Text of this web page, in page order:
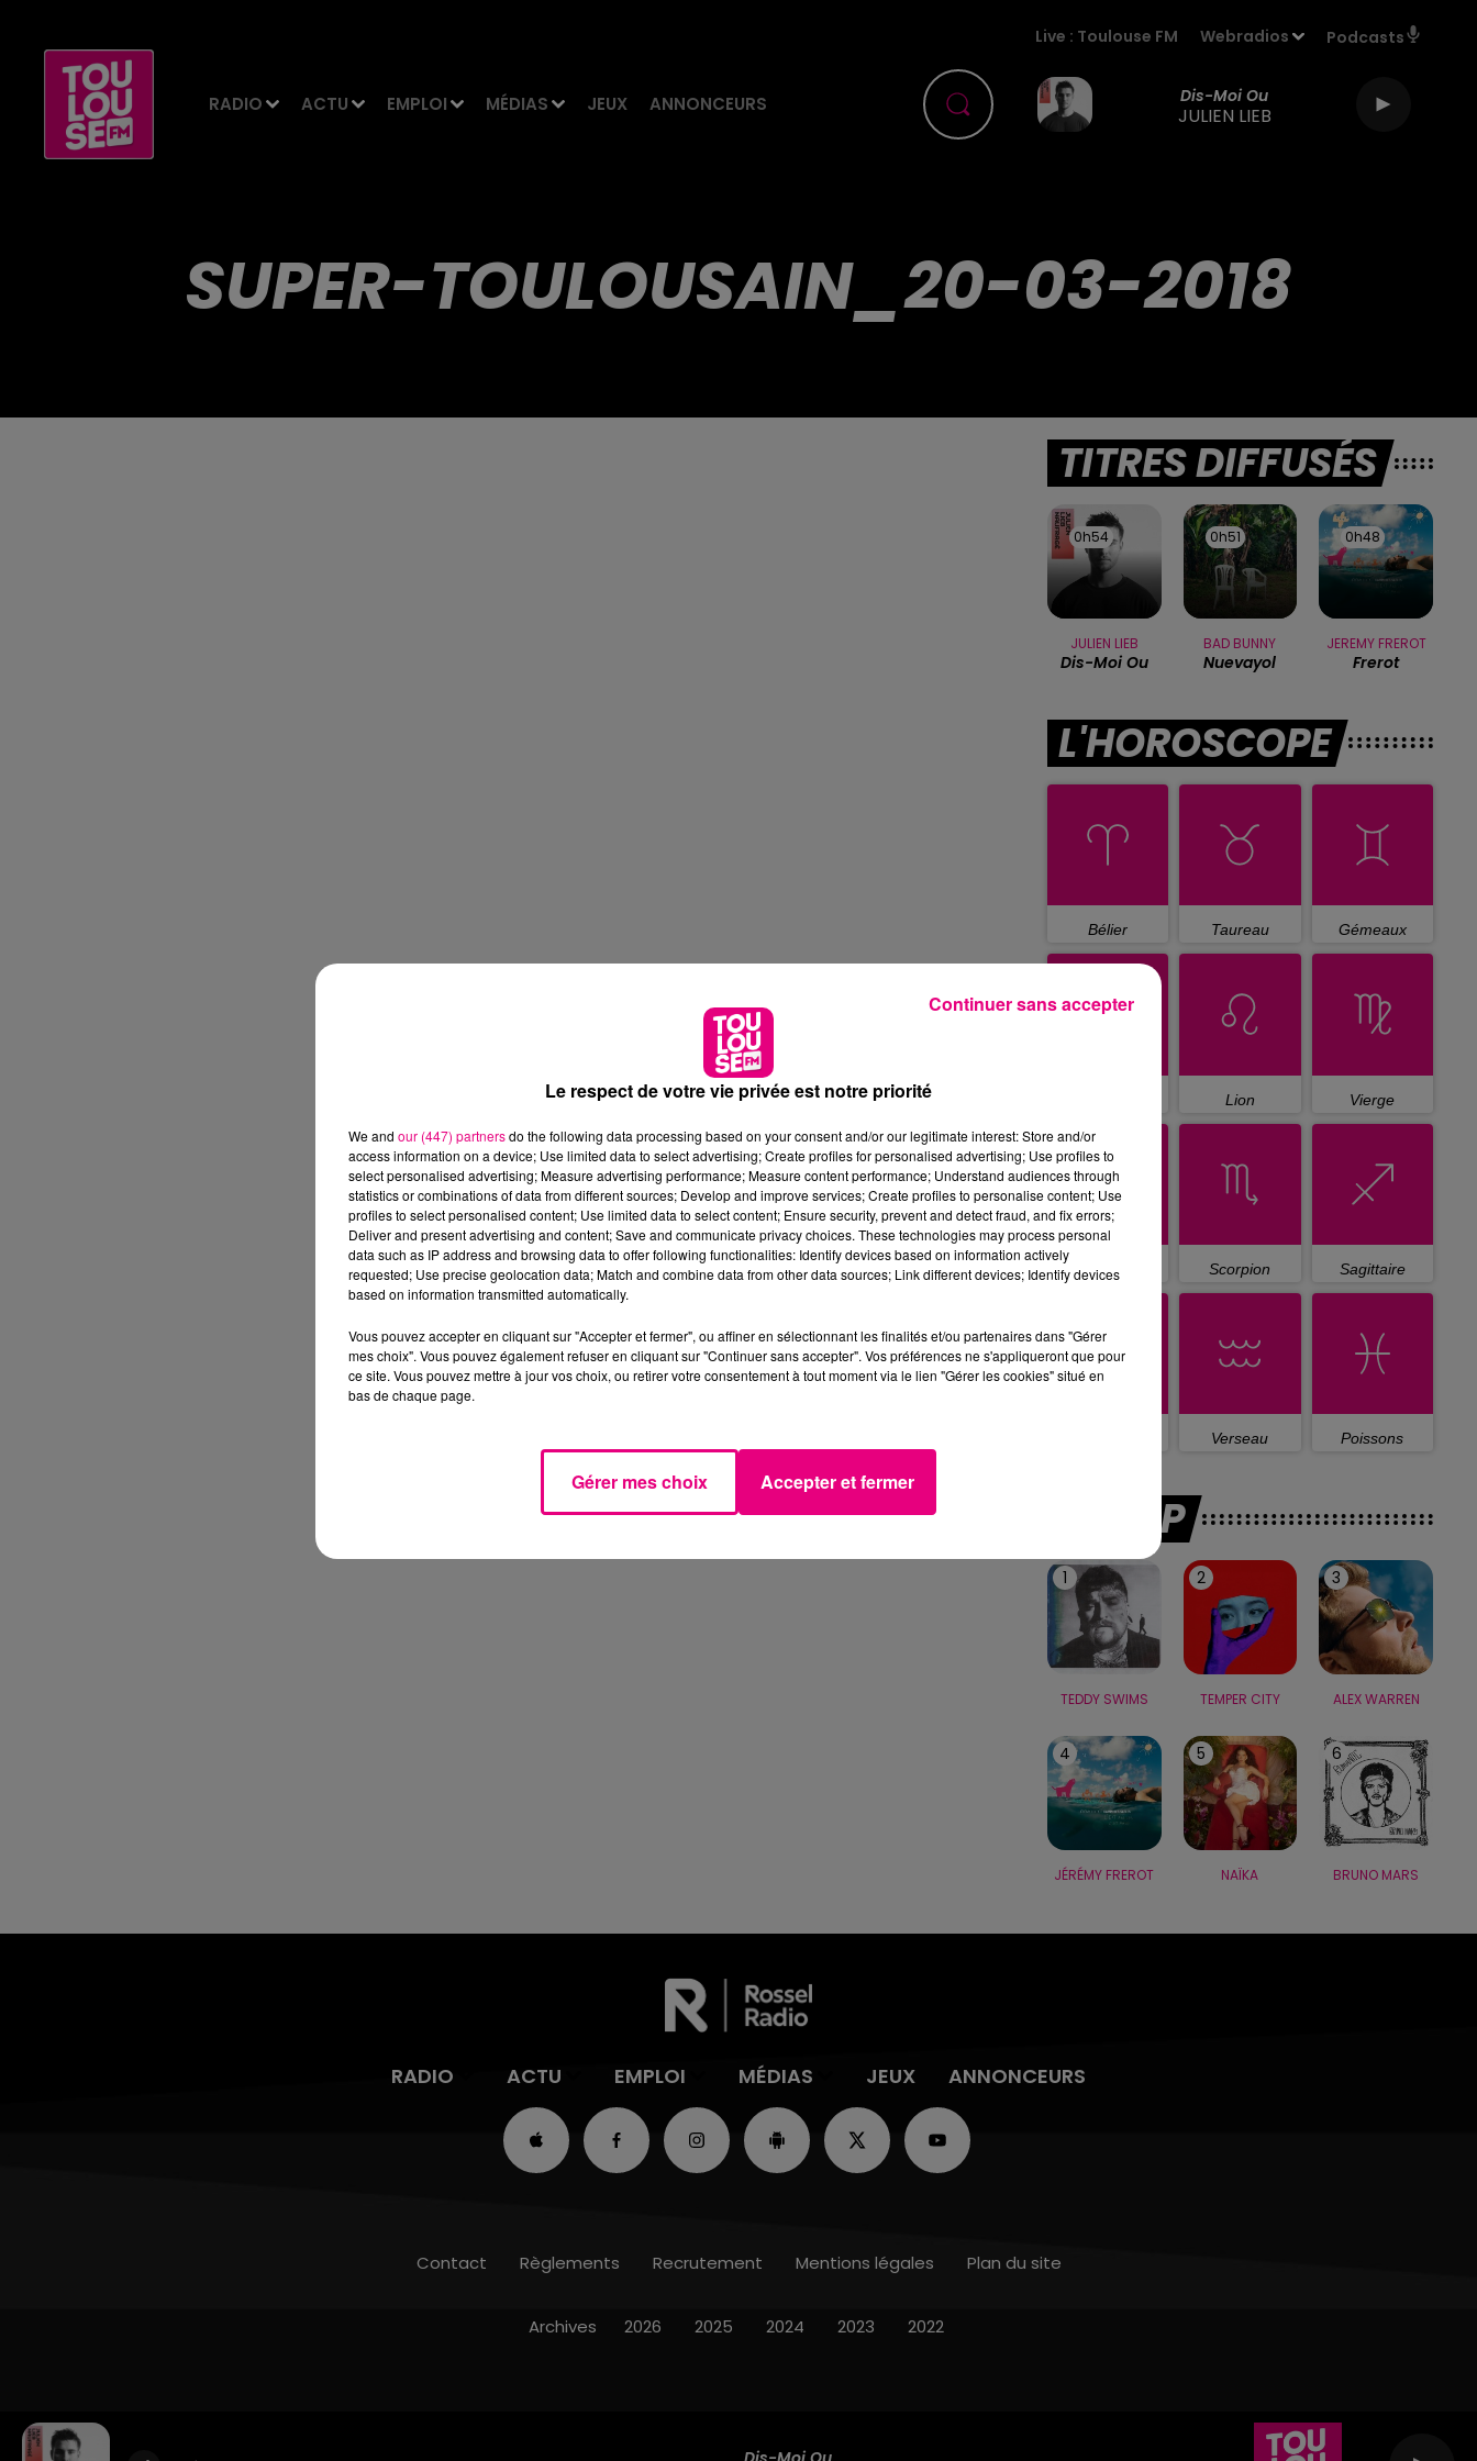
RADIO ACTU EMPLOI MÉDIAS JEUX ANNONCEURS
Live : Toulouse FM Webradios Podcasts
Dis-Moi Ou
JULIEN LIEB
SUPER-TOULOUSAIN_20-03-2018
TITRES DIFFUSÉS
0h54
0h54
JULIEN LIEB
Dis-Moi Ou
0h51
0h51
BAD BUNNY
Nuevayol
0h48
0h48
JEREMY FREROT
Frerot
L'HOROSCOPE
Bélier Taureau Gémeaux
Lion Vierge
Balance Scorpion Sagittaire
Verseau Poissons
LE TOP
1
TEDDY SWIMS
2
TEMPER CITY
3
ALEX WARREN
4
JÉRÉMY FREROT
5
NAÏKA
6
BRUNO MARS
RADIO ACTU EMPLOI MÉDIAS JEUX ANNONCEURS
Contact Règlements Recrutement Mentions légales Plan du site
Archives 2026 2025 2024 2023 2022
Le respect de votre vie privée est notre priorité
We and our (447) partnersdo the following data processing based on your consent and/or our legitimate interest: Store and/or
access information on a device; Use limited data to select advertising; Create profiles for personalised advertising; Use profiles to
select personalised advertising; Measure advertising performance; Measure content performance; Understand audiences through
statistics or combinations of data from different sources; Develop and improve services; Create profiles to personalise content; Use
profiles to select personalised content; Use limited data to select content; Ensure security, prevent and detect fraud, and fix errors;
Deliver and present advertising and content; Save and communicate privacy choices. These technologies may process personal
data such as IP address and browsing data to offer following functionalities: Identify devices based on information actively
requested; Use precise geolocation data; Match and combine data from other data sources; Link different devices; Identify devices
based on information transmitted automatically.
Vous pouvez accepter en cliquant sur "Accepter et fermer", ou affiner en sélectionnant les finalités et/ou partenaires dans "Gérer
mes choix". Vous pouvez également refuser en cliquant sur "Continuer sans accepter". Vos préférences ne s'appliqueront que pour
ce site. Vous pouvez mettre à jour vos choix, ou retirer votre consentement à tout moment via le lien "Gérer les cookies" situé en
bas de chaque page.
Gérer mes choix Accepter et fermer
Continuer sans accepter